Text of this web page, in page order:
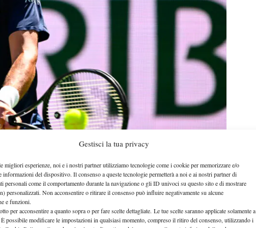
Gestisci la tua privacy
migliori esperienze, noi e i nostri partner utilizziamo tecnologie come i cookie per memorizzare e/o
informazioni del dispositivo. Il consenso a queste tecnologie permetterà a noi e ai nostri partner di
personali come il comportamento durante la navigazione o gli ID univoci su questo sito e di mostrare
personalizzati. Non acconsentire o ritirare il consenso può influire negativamente su alcune
e funzioni.
per acconsentire a quanto sopra o per fare scelte dettagliate. Le tue scelte saranno applicate solamente a
possibile modificare le impostazioni in qualsiasi momento, compreso il ritiro del consenso, utilizzando i
delRoland Garros 2026ma non senza soffrire. Il
gettone in un main draw in un Major – lascia un